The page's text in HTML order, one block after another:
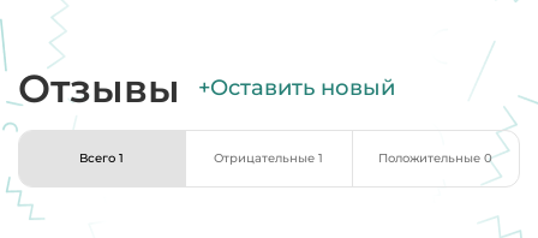
Отзывы +Оставить новый
Всего 1 Отрицательные 1 Положительные 0